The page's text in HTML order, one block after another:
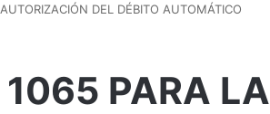
DEL DÉBITO AUTOMÁTICO
1065 PARA LA